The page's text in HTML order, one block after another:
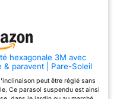
facile à installer. Elle n’est pas
obligatoire mais son installation
stabilité contre le vent qui
empêchera votre parasol de
hexagonale 3M avec
& paravent | Pare-Soleil
en Aluminium pour Le
pour Le marché
(Taupe)
peut être réglé sans
Ce parasol suspendu est ainsi